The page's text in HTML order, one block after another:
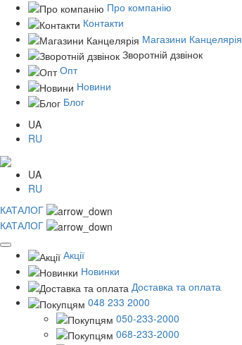
Про компанію
Контакти
Магазини Канцелярія
Зворотній дзвінок
Опт
Новини
Блог
UA
RU
UA
RU
КАТАЛОГ
КАТАЛОГ
Акції
Новинки
Доставка та оплата
048 233 2000
050-233-2000
068-233-2000